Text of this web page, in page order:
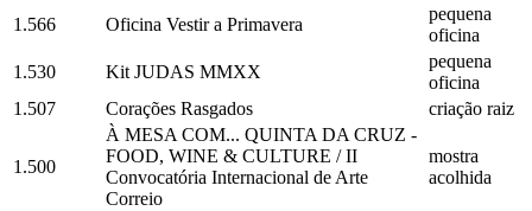
1.566
Oficina Vestir a Primavera
pequena
oficina
1.530
Kit JUDAS MMXX
pequena
oficina
1.507
Corações Rasgados criação raiz
1.500
À MESA COM... QUINTA DA CRUZ -
FOOD, WINE & CULTURE / II
Convocatória Internacional de Arte
Correio
mostra
acolhida